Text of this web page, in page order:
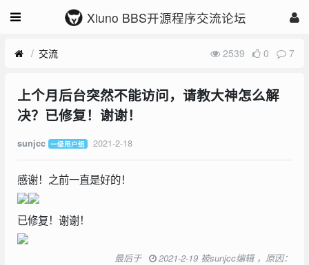
Xiuno BBS开源程序交流论坛
交流 2539 0 7
上个月后台突然不能访问，请教大神怎么解
决？已修复！谢谢！
sunjcc 一级用户组 2021-2-18
感谢！之前一直是好的！
已修复！谢谢！
最后于 2021-2-19 被sunjcc编辑 ，原因：